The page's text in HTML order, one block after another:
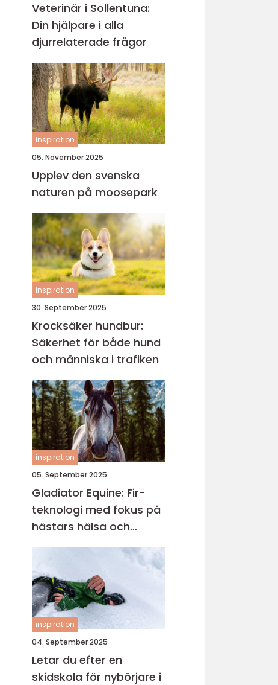
Veterinär i Sollentuna:
Din hjälpare i alla
djurrelaterade frågor
inspiration
05. November 2025
Upplev den svenska
naturen på moosepark
inspiration
30. September 2025
Krocksäker hundbur:
Säkerhet för både hund
och människa i trafiken
inspiration
05. September 2025
Gladiator Equine: Fir-
teknologi med fokus på
hästars hälsa och
välbefinnande
inspiration
04. September 2025
Letar du efter en
skidskola för nybörjare i